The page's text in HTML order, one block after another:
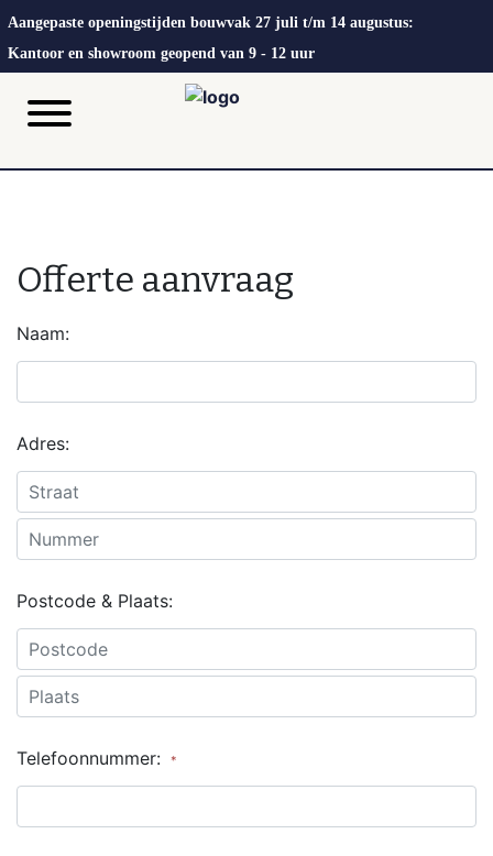
Aangepaste openingstijden bouwvak 27 juli t/m 14 augustus:
Kantoor en showroom geopend van 9 - 12 uur
Offerte aanvraag
Naam:
Adres:
Postcode & Plaats:
Telefoonnummer: *